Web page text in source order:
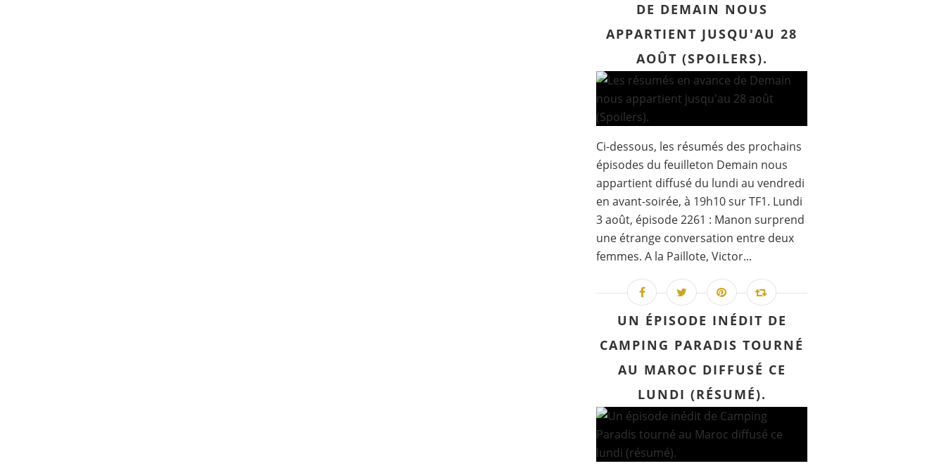
DE DEMAIN NOUS
APPARTIENT JUSQU'AU 28
AOÛT (SPOILERS).
Ci-dessous, les résumés des prochains
épisodes du feuilleton Demain nous
appartient diffusé du lundi au vendredi
en avant-soirée, à 19h10 sur TF1. Lundi
3 août, épisode 2261 : Manon surprend
une étrange conversation entre deux
femmes. A la Paillote, Victor...
UN ÉPISODE INÉDIT DE
CAMPING PARADIS TOURNÉ
AU MAROC DIFFUSÉ CE
LUNDI (RÉSUMÉ).